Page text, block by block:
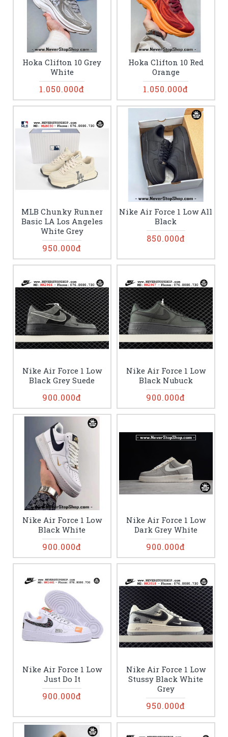
Hoka Clifton 10 Grey
White
1.050.000đ
Hoka Clifton 10 Red
Orange
1.050.000đ
MLB Chunky Runner
Basic LA Los Angeles
White Grey
950.000đ
Nike Air Force 1 Low All
Black
850.000đ
Nike Air Force 1 Low
Black Grey Suede
900.000đ
Nike Air Force 1 Low
Black Nubuck
900.000đ
Nike Air Force 1 Low
Black White
900.000đ
Nike Air Force 1 Low
Dark Grey White
900.000đ
Nike Air Force 1 Low
Just Do It
900.000đ
Nike Air Force 1 Low
Stussy Black White
Grey
950.000đ